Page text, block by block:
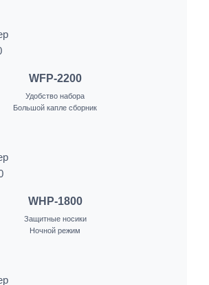
WFP-2200
Удобство набора
Большой капле сборник
WHP-1800
Защитные носики
Ночной режим